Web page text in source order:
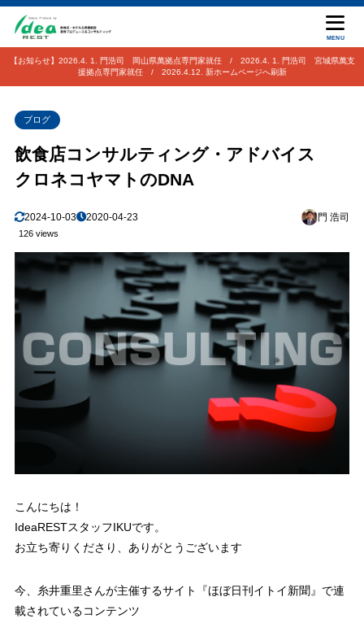
MENU
【お知らせ】2026.4. 1. 門浩司 岡山県萬拠点専門家就任 / 2026.4. 1. 門浩司 宮城県萬支
援拠点専門家就任 / 2026.4.12. 新ホームページへ刷新
ブログ
飲食店コンサルティング・アドバイス
クロネコヤマトのDNA
2024-10-03 2020-04-23 門 浩司
126 views
こんにちは！
IdeaRESTスタッフIKUです。
お立ち寄りくださり、ありがとうございます
今、糸井重里さんが主催するサイト『ほぼ日刊イトイ新聞』で連
載されているコンテンツ